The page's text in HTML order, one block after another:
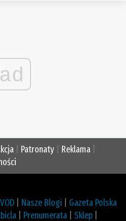
ad
Patronaty Reklama
VOD Nasze Blogi
Gazeta Polska
Prenumerata Sklep